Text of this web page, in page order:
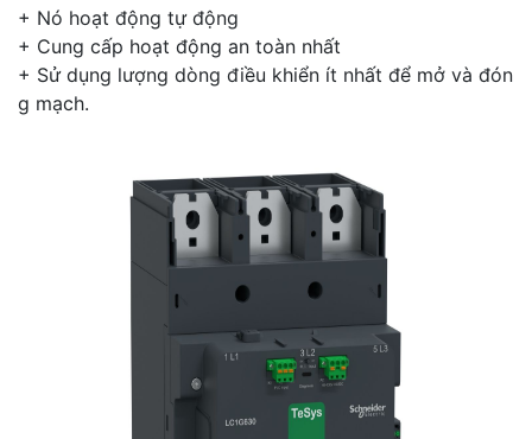
+ Nó hoạt động tự động
+ Cung cấp hoạt động an toàn nhất
+ Sử dụng lượng dòng điều khiển ít nhất để mở và đón
g mạch.